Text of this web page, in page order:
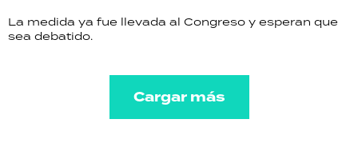
La medida ya fue llevada al Congreso y esperan que
sea debatido.
Cargar más